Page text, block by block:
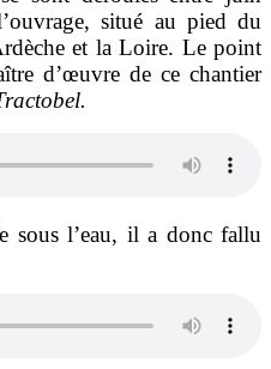
situé au pied du
et la Loire. Le point
d’œuvre de ce chantier
sous l’eau, il a donc fallu